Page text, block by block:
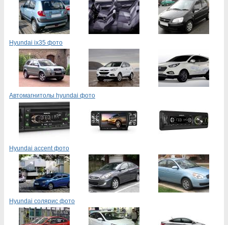
Hyundai ix35 фото
Автомагнитолы hyundai фото
Hyundai accent фото
Hyundai солярис фото